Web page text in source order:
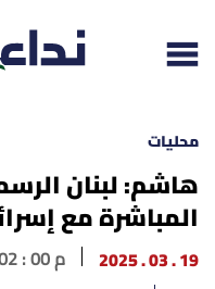
إقرأ الجريدة
لبنان
محليات
هاشم: لبنان
المباشرة مع
19 . 03 . 2025 02 : 00 م